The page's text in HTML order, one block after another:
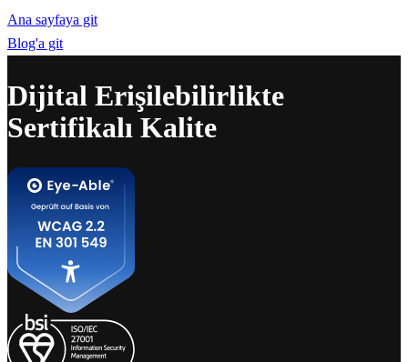
Ana sayfaya git
Blog'a git
Dijital Erişilebilirlikte
Sertifikalı Kalite